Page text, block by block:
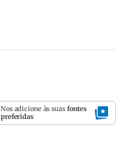
Nos adicione às suas fontes
preferidas